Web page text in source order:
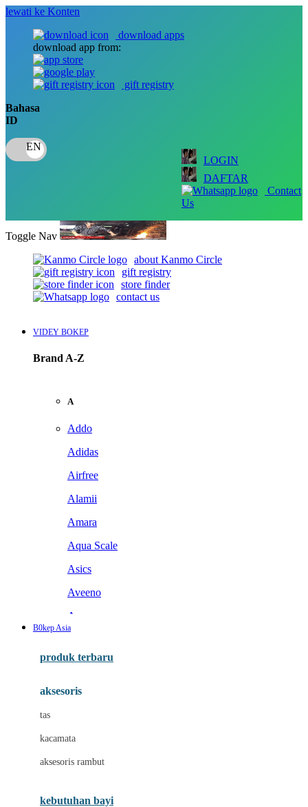
lewati ke Konten
download apps
download app from:
gift registry
Bahasa
ID
LOGIN
DAFTAR
Contact
Us
Toggle Nav
about Kanmo Circle
gift registry
store finder
contact us
VIDEY BOKEP
Brand A-Z
A
Addo
Adidas
Airfree
Alamii
Amara
Aqua Scale
Asics
Aveeno
Awan
Baabaasheepz
Baby Dove
Baby Jogger
B0kep Asia
produk terbaru
aksesoris
tas
kacamata
aksesoris rambut
kebutuhan bayi